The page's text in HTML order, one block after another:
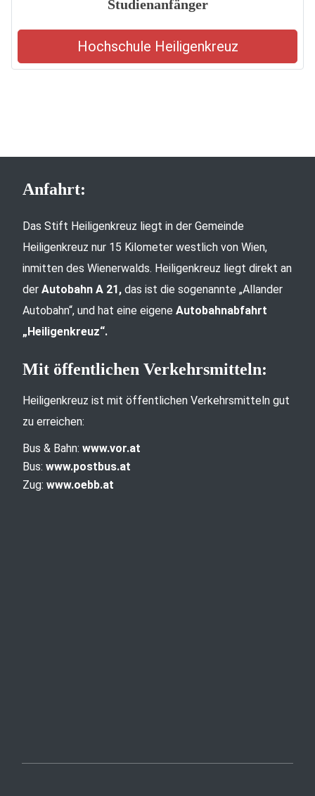
Studienanfänger
Hochschule Heiligenkreuz
Anfahrt:
Das Stift Heiligenkreuz liegt in der Gemeinde
Heiligenkreuz nur 15 Kilometer westlich von Wien,
inmitten des Wienerwalds. Heiligenkreuz liegt direkt an
der Autobahn A 21, das ist die sogenannte „Allander
Autobahn“, und hat eine eigene Autobahnabfahrt
„Heiligenkreuz“.
Mit öffentlichen Verkehrsmitteln:
Heiligenkreuz ist mit öffentlichen Verkehrsmitteln gut
zu erreichen:
Bus & Bahn: www.vor.at
Bus: www.postbus.at
Zug: www.oebb.at